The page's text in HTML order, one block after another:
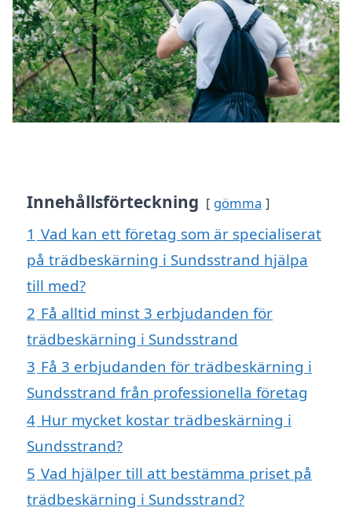
Innehållsförteckning gömma
1 Vad kan ett företag som är specialiserat
på trädbeskärning i Sundsstrand hjälpa
till med?
2 Få alltid minst 3 erbjudanden för
trädbeskärning i Sundsstrand
3 Få 3 erbjudanden för trädbeskärning i
Sundsstrand från professionella företag
4 Hur mycket kostar trädbeskärning i
Sundsstrand?
5 Vad hjälper till att bestämma priset på
trädbeskärning i Sundsstrand?